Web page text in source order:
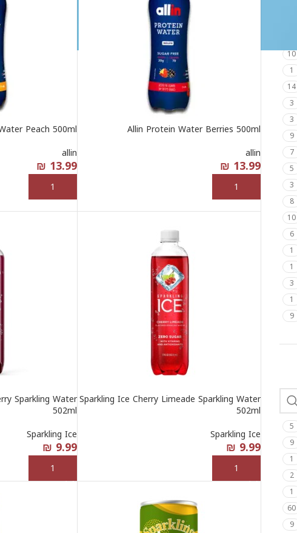
10
1
14
3
3
9
7
5
3
8
10
6
1
1
3
1
9
5
9
1
2
1
60
9
Allin Protein Water Berries 500ml
allin
₪ 13.99
إضافة إلى السلة
Peach 500ml
allin
₪ 13.99
إضافة إلى السلة
Sparkling Ice Cherry Limeade Sparkling Water
502ml
Sparkling Ice
₪ 9.99
إضافة إلى السلة
Sparkling Water
502ml
Sparkling Ice
₪ 9.99
إضافة إلى السلة